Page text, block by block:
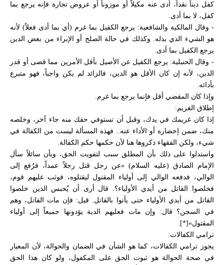
كفل ديناً نقداً، أدى عنه مكيلاً أو موزوناً أو عروض تجارة فإنه يرجع بما
كفل، لا بما أدى.
- وقال المالكية والشافعية: يرجع الكفيل بما غرم (أي بما أدى فعلاً) لأنه
هو الشيء الذي بذله. وكذلك في حالة الصلح أو الإبراء من بعض الدين
يرجع الكفيل بما أدى.
- وقال الحنبلية: يرجع الكفيل عن الأصيل بأقل الأمرين مما قضى أو قدر
الدين، لأنه إن كان الأقل هو الدين، فالزائد لم يكن واجباً، فهو متبرع
بأدائه.
وإذا كان المقضي أقل فإنما يرجع بما غرم.
إطلاق الغريم:
إذا كان غريمك في يدك، وقبل أن تستوفي حقك منه جاء آخر، وخلصه
منك، ضمن إحضاره أو الأداء عنه.. فهذه المسألة ليست من الكفالة في
شيء، ولكن الفقهاء ذكروها هنا لأن حكمها حكم الكفالة.
واستدلوا على ذلك بأن المطلق سبب لتفويت الحق، وبأن سائلاً سأل
الإمام الصادق (عليه السلام) «عن رجل قتل رجلاً عمداً، فرُفع إلى
الوالي، فدفعه الوالي إلى أولياء المقتول ليقتلوه، فوثب عليهم قوم،
فخلصوا القاتل من أيدي الأولياء؟. قال أرى أن يُحبس الذين خلصوا
القاتل من أيدي الأولياء حتى يأتوا بالقاتل. قيل: فإن مات القاتل، وهم
في السجن؟ قال: وإن مات فعليهم الدية يؤدونها جميعاً إلى أولياء
المقتول»[*].
ترامي الكفالات:
يجوز ترامي الكفالات، كما هو الشأن في الضمان والحوالة، لأن المعيار
في صحة الحوالة هو ثبوت الحق على المكفول، ولو كان هذا الحق